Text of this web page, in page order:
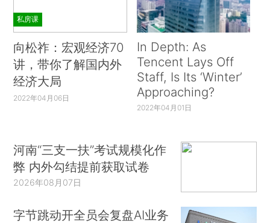
私房课
向松祚：宏观经济70
讲，带你了解国内外
经济大局
2022年04月06日
In Depth: As
Tencent Lays Off
Staff, Is Its ‘Winter’
Approaching?
2022年04月01日
河南“三支一扶”考试规模化作
弊 内外勾结提前获取试卷
2026年08月07日
字节跳动开全员会复盘AI业务